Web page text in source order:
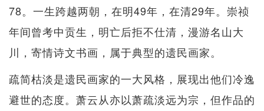
78。一生跨越两朝，在明49年，在清29年。崇祯
年间曾考中贡生，明亡后拒不仕清，漫游名山大
川，寄情诗文书画，属于典型的遗民画家。
疏简枯淡是遗民画家的一大风格，展现出他们冷逸
避世的态度。萧云从亦以萧疏淡远为宗，但作品的